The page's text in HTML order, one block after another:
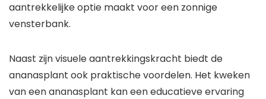
aantrekkelijke optie maakt voor een zonnige
vensterbank.
Naast zijn visuele aantrekkingskracht biedt de
ananasplant ook praktische voordelen. Het kweken
van een ananasplant kan een educatieve ervaring